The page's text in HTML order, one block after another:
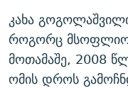
კახა
როგორც მსოფლიო
მოთამაშე, 2008
ომის დროს